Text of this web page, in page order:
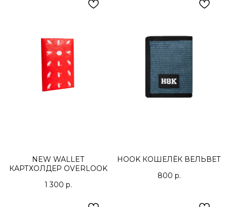
NEW WALLET
КАРТХОЛДЕР OVERLOOK
1 300 р.
HOOK КОШЕЛЁК ВЕЛЬВЕТ
800 р.